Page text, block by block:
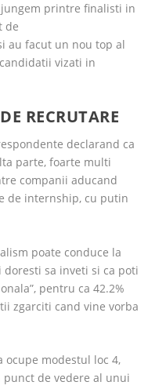
printre finalisti in
de
au facut un nou top al
vizati in
RECRUTARE
declarand ca
parte, foarte multi
companii aducand
de internship, cu putin
poate conduce la
sa inveti si ca poti
pentru ca 42.2%
zgarciti cand vine vorba
modestul loc 4,
de vedere al unui